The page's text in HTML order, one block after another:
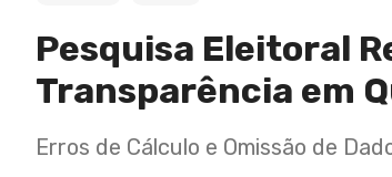
Pesquisa Eleitoral
Transparência em
Erros de Cálculo e Omissão de